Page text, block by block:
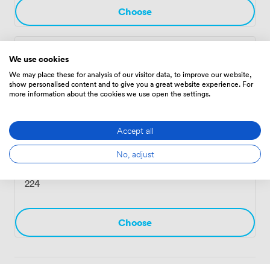
Unternehmen aus der Region unsere Räumlichkeiten
für Seminare, Präsentationen und Firmenevents. Auch
stehen unseren Veranstaltungsgästen ebenfalls zur
Verfügung.
Choose
Linelburg
95
Armstrong·From 15 to 80 people
224
Choose
We use cookies
We may place these for analysis of our visitor data, to improve our website,
show personalised content and to give you a great website experience. For
more information about the cookies we use open the settings.
Accept all
No, adjust